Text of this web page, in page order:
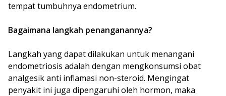
tempat tumbuhnya endometrium.
Bagaimana langkah penanganannya?
Langkah yang dapat dilakukan untuk menangani
endometriosis adalah dengan mengkonsumsi obat
analgesik anti inflamasi non-steroid. Mengingat
penyakit ini juga dipengaruhi oleh hormon, maka